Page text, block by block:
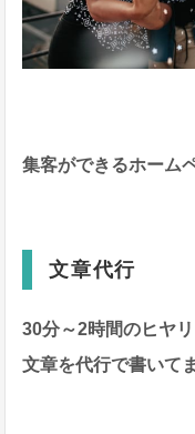
集客ができるホーム
文章代行
30分～2時間のヒヤ
文章を代行で書いて